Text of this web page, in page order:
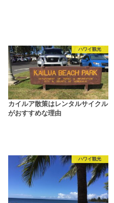
ハワイ観光
カイルア散策はレンタルサイクル
がおすすめな理由
ハワイ観光